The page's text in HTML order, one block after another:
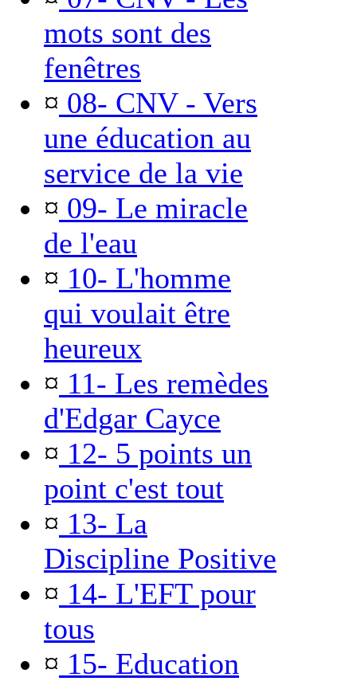
mots sont des
fenêtres
¤ 08- CNV - Vers
une éducation au
service de la vie
¤ 09- Le miracle
de l'eau
¤ 10- L'homme
qui voulait être
heureux
¤ 11- Les remèdes
d'Edgar Cayce
¤ 12- 5 points un
point c'est tout
¤ 13- La
Discipline Positive
¤ 14- L'EFT pour
tous
¤ 15- Education